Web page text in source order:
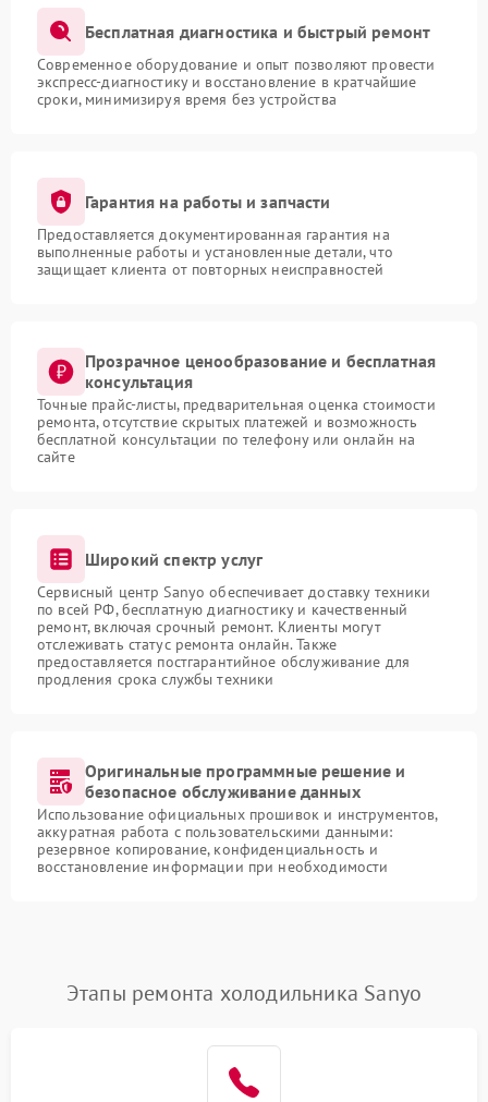
Бесплатная диагностика и быстрый ремонт
Современное оборудование и опыт позволяют провести
экспресс-диагностику и восстановление в кратчайшие
сроки, минимизируя время без устройства
Гарантия на работы и запчасти
Предоставляется документированная гарантия на
выполненные работы и установленные детали, что
защищает клиента от повторных неисправностей
Прозрачное ценообразование и бесплатная
консультация
Точные прайс-листы, предварительная оценка стоимости
ремонта, отсутствие скрытых платежей и возможность
бесплатной консультации по телефону или онлайн на
сайте
Широкий спектр услуг
Сервисный центр Sanyo обеспечивает доставку техники
по всей РФ, бесплатную диагностику и качественный
ремонт, включая срочный ремонт. Клиенты могут
отслеживать статус ремонта онлайн. Также
предоставляется постгарантийное обслуживание для
продления срока службы техники
Оригинальные программные решение и
безопасное обслуживание данных
Использование официальных прошивок и инструментов,
аккуратная работа с пользовательскими данными:
резервное копирование, конфиденциальность и
восстановление информации при необходимости
Этапы ремонта холодильника Sanyo